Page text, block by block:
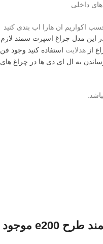
داخلی
اکواریم ان هارا اب بندی کنید
این مدل چراغ اسپرت سمند لازم
از هدلایت استفاده کنید وجود فن
به ال ای دی ها در چراغ های
مزایای چراغ جلو اسپرت سمند طرح e200 موجود